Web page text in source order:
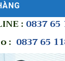
: 0837 65
: 0837 65